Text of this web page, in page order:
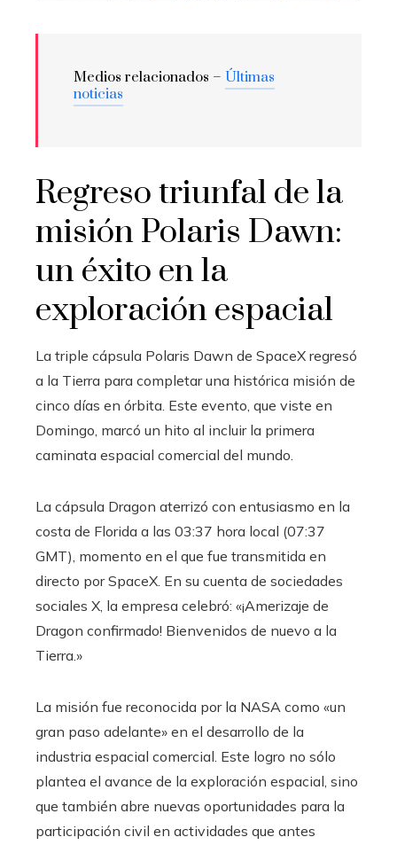
Medios relacionados – Últimas
noticias
Regreso triunfal de la
misión Polaris Dawn:
un éxito en la
exploración espacial
La triple cápsula Polaris Dawn de SpaceX regresó
a la Tierra para completar una histórica misión de
cinco días en órbita. Este evento, que viste en
Domingo, marcó un hito al incluir la primera
caminata espacial comercial del mundo.
La cápsula Dragon aterrizó con entusiasmo en la
costa de Florida a las 03:37 hora local (07:37
GMT), momento en el que fue transmitida en
directo por SpaceX. En su cuenta de sociedades
sociales X, la empresa celebró: «¡Amerizaje de
Dragon confirmado! Bienvenidos de nuevo a la
Tierra.»
La misión fue reconocida por la NASA como «un
gran paso adelante» en el desarrollo de la
industria espacial comercial. Este logro no sólo
plantea el avance de la exploración espacial, sino
que también abre nuevas oportunidades para la
participación civil en actividades que antes